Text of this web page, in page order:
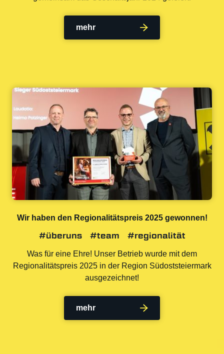
mehr
Wir haben den Regionalitätspreis 2025 gewonnen!
#überuns #team #regionalität
Was für eine Ehre! Unser Betrieb wurde mit dem
Regionalitätspreis 2025 in der Region Südoststeiermark
ausgezeichnet!
mehr